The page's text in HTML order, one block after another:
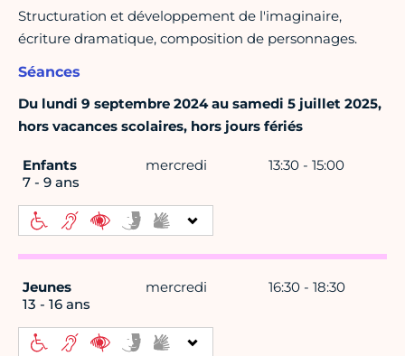
Structuration et développement de l'imaginaire,
écriture dramatique, composition de personnages.
Séances
Du lundi 9 septembre 2024 au samedi 5 juillet 2025,
hors vacances scolaires, hors jours fériés
Enfants
7 - 9 ans
mercredi 13:30 - 15:00
Jeunes
13 - 16 ans
mercredi 16:30 - 18:30